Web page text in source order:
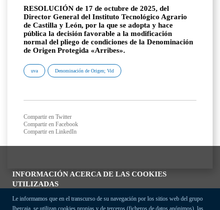
INFORMACIÓN ACERCA DE LAS COOKIES
UTILIZADAS
Le informamos que en el transcurso de su navegación por los sitios web del grupo
Ibercaja, se utilizan cookies propias y de terceros (ficheros de datos anónimos), las
RESOLUCIÓN de 17 de octubre de 2025, del
Director General del Instituto Tecnológico Agrario
de Castilla y León, por la que se adopta y hace
pública la decisión favorable a la modificación
normal del pliego de condiciones de la Denominación
de Origen Protegida «Arribes».
uva Denominación de Origen; Vid
Compartir en Twitter
Compartir en Facebook
Compartir en LinkedIn